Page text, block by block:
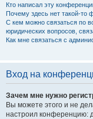
Кто написал эту
Почему здесь нет такой-то
С кем можно связаться по
юридических вопросов,
Как мне связаться с
Вход на
Зачем мне нужно
Вы можете этого и не
настроил конференцию: